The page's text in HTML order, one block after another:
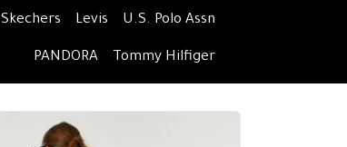
U.S. Polo Assn
Levis
Skechers
Tommy Hilfiger
PANDORA